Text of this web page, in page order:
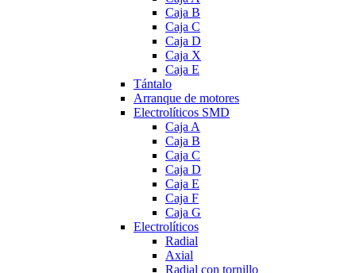
Caja B
Caja C
Caja D
Caja X
Caja E
Tántalo
Arranque de motores
Electrolíticos SMD
Caja A
Caja B
Caja C
Caja D
Caja E
Caja F
Caja G
Electrolíticos
Radial
Axial
Radial con tornillo